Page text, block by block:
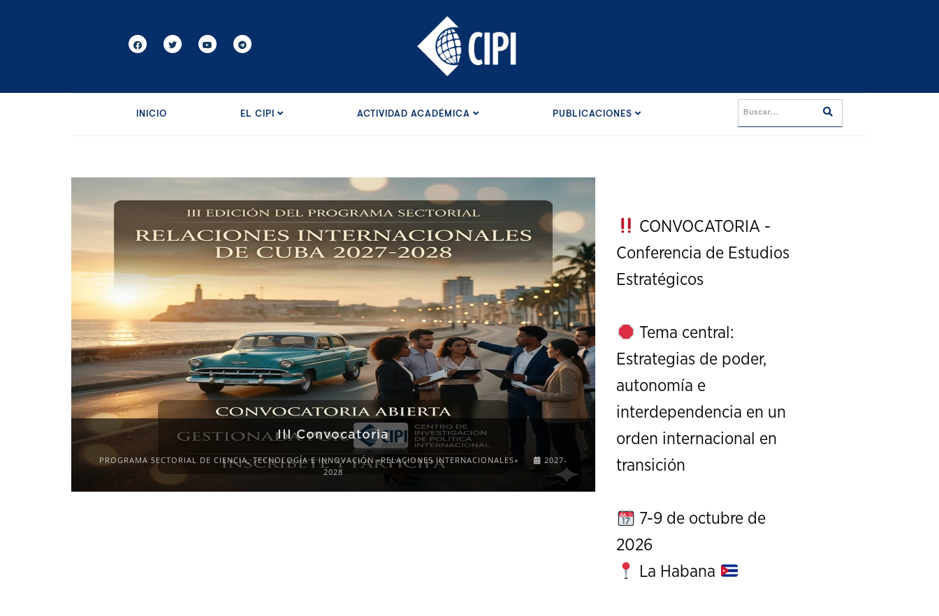
INICIO EL CIPI ACTIVIDAD ACADÉMICA PUBLICACIONES
III Convocatoria
PROGRAMA SECTORIAL DE CIENCIA, TECNOLOGÍA E INNOVACIÓN «RELACIONES INTERNACIONALES»
2027-
2028
XI Conference on Strategic
CONVOCATORIA -
Conferencia de Estudios
Estratégicos
Tema central:
Estrategias de poder,
autonomía e
interdependencia en un
orden internacional en
transición
7-9 de octubre de
2026
La Habana